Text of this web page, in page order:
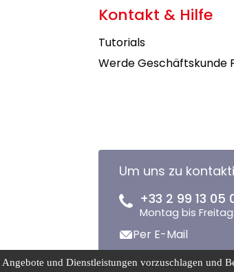
Kontakt & Hilfe
Tutorials
Werde Geschäftskunde
Um uns zu
+33 2 99 13 05
Montag bis
Per E-Mail
und Dienstleistungen vorzuschlagen und